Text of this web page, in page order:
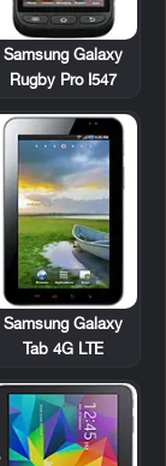
Samsung Galaxy
Rugby Pro I547
Samsung Galaxy
Tab 4G LTE